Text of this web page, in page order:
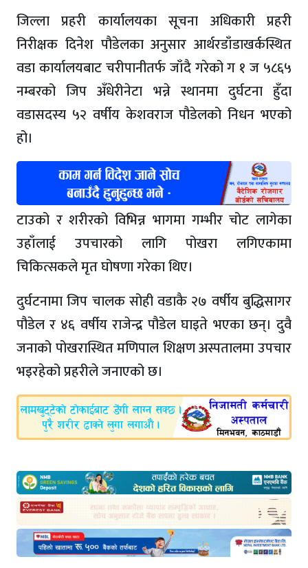
जिल्ला प्रहरी कार्यालयका सूचना अधिकारी प्रहरी
निरीक्षक दिनेश पौडेलका अनुसार आर्थरडाँडाखर्कस्थित
वडा कार्यालयबाट चरीपानीतर्फ जाँदै गरेको ग १ ज ५८६५
नम्बरको जिप अँधेरीनेटा भन्ने स्थानमा दुर्घटना हुँदा
वडासदस्य ५२ वर्षीय केशवराज पौडेलको निधन भएको
हो।
टाउको र शरीरको विभिन्न भागमा गम्भीर चोट लागेका
उहाँलाई उपचारको लागि पोखरा लगिएकामा
चिकित्सकले मृत घोषणा गरेका थिए।
दुर्घटनामा जिप चालक सोही वडाकै २७ वर्षीय बुद्धिसागर
पौडेल र ४६ वर्षीय राजेन्द्र पौडेल घाइते भएका छन्। दुवै
जनाको पोखरास्थित मणिपाल शिक्षण अस्पतालमा उपचार
भइरहेको प्रहरीले जनाएको छ।